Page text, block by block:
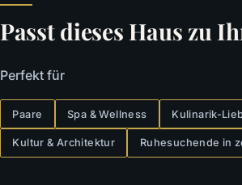
Passt dieses Haus zu
Perfekt für
Paare Spa & Wellness Kulinarik-
Kultur & Architektur Ruhesuchende in